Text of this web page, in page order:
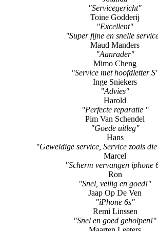
"Great service"
Peter Cheng
"Snelle service"
Jolanda
"Servicegericht"
Toine Godderij
"Excellent"
"Super fijne en snelle
Maud Manders
"Aanrader"
Mimo Cheng
"Service met hoofdletter S"
Inge Sniekers
"Advies"
Harold
"Perfecte reparatie "
Pim Van Schendel
"Goede uitleg"
Hans
"Geweldige service, Service zoals die
Marcel
"Scherm vervangen iphone
Ron
"Snel, veilig en goed!"
Jaap Op De Ven